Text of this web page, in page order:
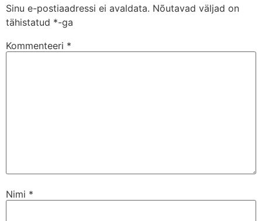
Sinu e-postiaadressi ei avaldata. Nõutavad väljad on
tähistatud *-ga
Kommenteeri *
Nimi *